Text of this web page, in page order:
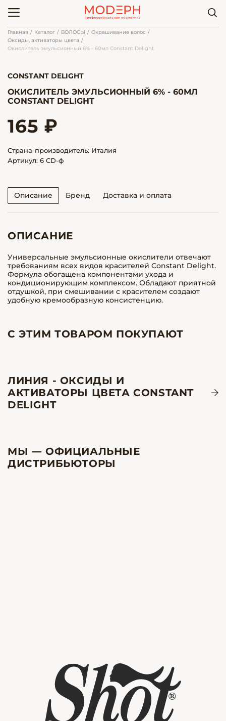
Главная Каталог ВОЛОСЫ
Окрашивание волос
Оксиды, активаторы цвета
Окислитель эмульсионный 6% - 60мл Constant Delight
CONSTANT DELIGHT
ОКИСЛИТЕЛЬ ЭМУЛЬСИОННЫЙ 6% - 60МЛ
CONSTANT DELIGHT
165 ₽
Страна-производитель: Италия
Артикул: 6 CD-ф
Описание Бренд Доставка и оплата
ОПИСАНИЕ
Универсальные эмульсионные окислители отвечают
требованиям всех видов красителей Constant Delight.
Формула обогащена компонентами ухода и
кондиционирующим комплексом. Обладают приятной
отдушкой, при смешивании с красителем создают
удобную кремообразную консистенцию.
С ЭТИМ ТОВАРОМ ПОКУПАЮТ
ЛИНИЯ - ОКСИДЫ И
АКТИВАТОРЫ ЦВЕТА CONSTANT
DELIGHT
МЫ — ОФИЦИАЛЬНЫЕ
ДИСТРИБЬЮТОРЫ